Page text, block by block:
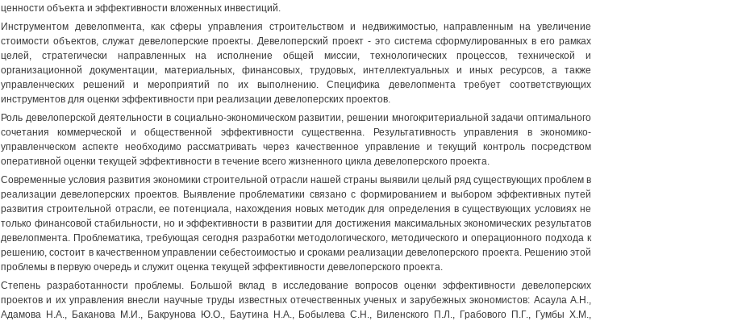
ценности объекта и эффективности вложенных инвестиций.
Инструментом девелопмента, как сферы управления строительством и недвижимостью, направленным на увеличение
стоимости объектов, служат девелоперские проекты. Девелоперский проект - это система сформулированных в его рамках
целей, стратегически направленных на исполнение общей миссии, технологических процессов, технической и
организационной документации, материальных, финансовых, трудовых, интеллектуальных и иных ресурсов, а также
управленческих решений и мероприятий по их выполнению. Специфика девелопмента требует соответствующих
инструментов для оценки эффективности при реализации девелоперских проектов.
Роль девелоперской деятельности в социально-экономическом развитии, решении многокритериальной задачи оптимального
сочетания коммерческой и общественной эффективности существенна. Результативность управления в экономико-
управленческом аспекте необходимо рассматривать через качественное управление и текущий контроль посредством
оперативной оценки текущей эффективности в течение всего жизненного цикла девелоперского проекта.
Современные условия развития экономики строительной отрасли нашей страны выявили целый ряд существующих проблем в
реализации девелоперских проектов. Выявление проблематики связано с формированием и выбором эффективных путей
развития строительной отрасли, ее потенциала, нахождения новых методик для определения в существующих условиях не
только финансовой стабильности, но и эффективности в развитии для достижения максимальных экономических результатов
девелопмента. Проблематика, требующая сегодня разработки методологического, методического и операционного подхода к
решению, состоит в качественном управлении себестоимостью и сроками реализации девелоперского проекта. Решению этой
проблемы в первую очередь и служит оценка текущей эффективности девелоперского проекта.
Степень разработанности проблемы. Большой вклад в исследование вопросов оценки эффективности девелоперских
проектов и их управления внесли научные труды известных отечественных ученых и зарубежных экономистов: Асаула А.Н.,
Адамова H.A., Баканова М.И., Бакрунова Ю.О., Баутина H.A., Бобылева С.Н., Виленского П.Л., Грабового П.Г., Гумбы Х.М.,